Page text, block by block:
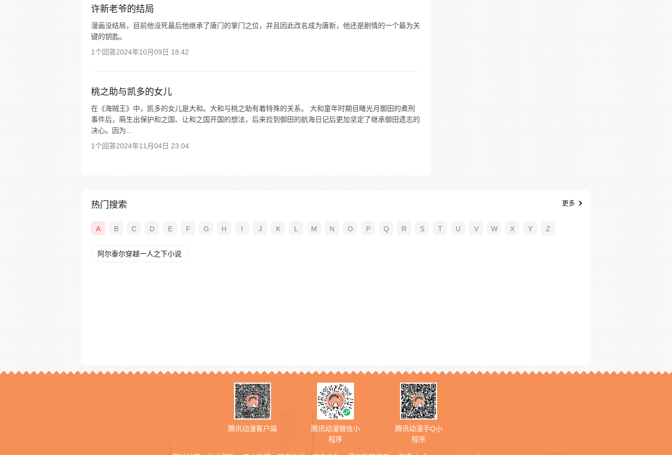
许新老爷的结局
漫画没结局，目前他没死最后他继承了唐门的掌门之位，并且因此改名成为唐新，他还是剧情的一个最为关
键的钥匙。
1个回答2024年10月09日 18:42
桃之助与凯多的女儿
在《海贼王》中，凯多的女儿是大和。大和与桃之助有着特殊的关系。 大和童年时期目睹光月御田的煮刑
事件后，萌生出保护和之国、让和之国开国的想法，后来捡到御田的航海日记后更加坚定了继承御田遗志的
决心。因为...
1个回答2024年11月04日 23:04
热门搜索 更多
A B C D E F G H I J K L M N O P Q R S T U V W X Y Z
阿尔泰尔穿越一人之下小说
腾讯动漫客户端
腾讯动漫微信小
程序
腾讯动漫手Q小
程序